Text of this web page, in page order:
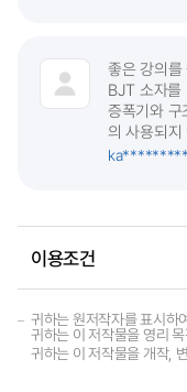
좋은 강의를
BJT 소자를
증폭기와 구
의 사용되지
이용조건
귀하는 원저작자를 표시하
귀하는 이 저작물을 영리
귀하는 이 저작물을 개작,